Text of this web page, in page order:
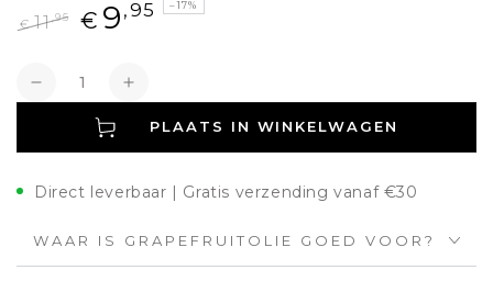
€ 11,95 € 9 ,95 –17%
Verlagen Verhogen
PLAATS IN WINKELWAGEN
Direct leverbaar | Gratis verzending vanaf €30
WAAR IS GRAPEFRUITOLIE GOED VOOR?